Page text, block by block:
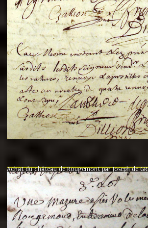
Achat du château de Rougemont par Joseph de
"l'an mil six cent soixante treze le ving
nommé fut présent Messire Claude Guillaume
vend, purement simplement et irrevocablement a
et chavannes conseiller du roy au parlement de